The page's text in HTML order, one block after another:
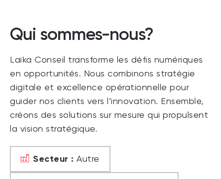
Qui sommes-nous?
Laïka Conseil transforme les défis numériques
en opportunités. Nous combinons stratégie
digitale et excellence opérationnelle pour
guider nos clients vers l’innovation. Ensemble,
créons des solutions sur mesure qui propulsent
la vision stratégique.
Secteur : Autre